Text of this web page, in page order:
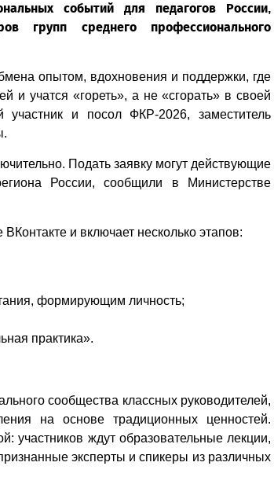
событий для педагогов России,
групп среднего профессионального
опытом, вдохновения и поддержки, где
и учатся «гореть», а не «сгорать» в своей
и посол ФКР-2026, заместитель
Подать заявку могут действующие
России, сообщили в Министерстве
и включает несколько этапов:
формирующим личность;
практика».
сообщества классных руководителей,
на основе традиционных ценностей.
участников ждут образовательные лекции,
эксперты и спикеры из различных